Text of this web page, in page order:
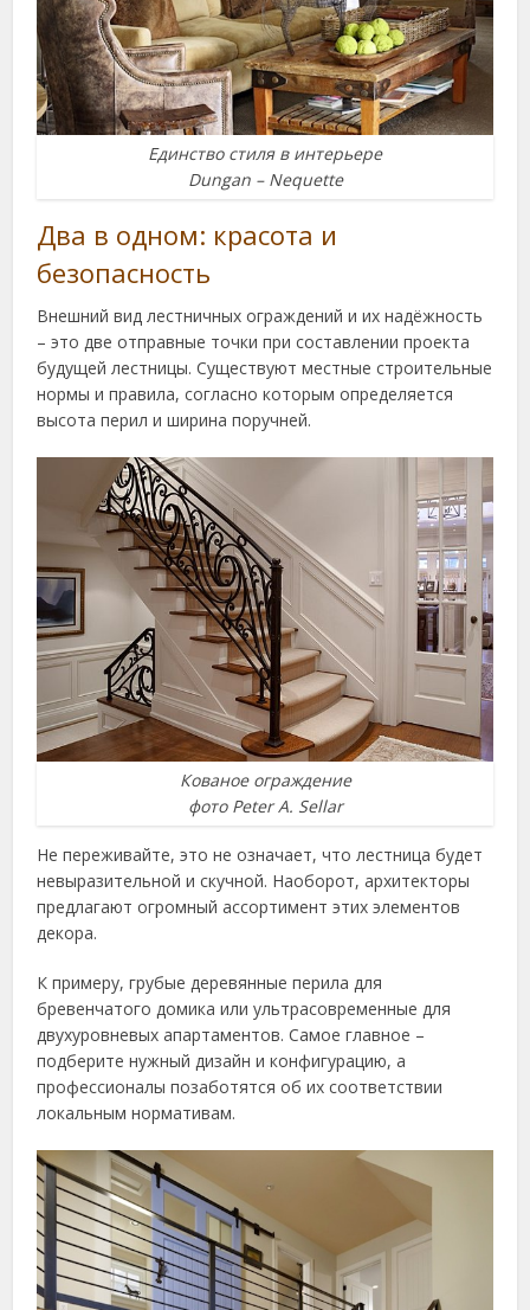
Единство стиля в интерьере
Dungan – Nequette
Два в одном: красота и
безопасность
Внешний вид лестничных ограждений и их надёжность
– это две отправные точки при составлении проекта
будущей лестницы. Существуют местные строительные
нормы и правила, согласно которым определяется
высота перил и ширина поручней.
Кованое ограждение
фото Peter A. Sellar
Не переживайте, это не означает, что лестница будет
невыразительной и скучной. Наоборот, архитекторы
предлагают огромный ассортимент этих элементов
декора.
К примеру, грубые деревянные перила для
бревенчатого домика или ультрасовременные для
двухуровневых апартаментов. Самое главное –
подберите нужный дизайн и конфигурацию, а
профессионалы позаботятся об их соответствии
локальным нормативам.